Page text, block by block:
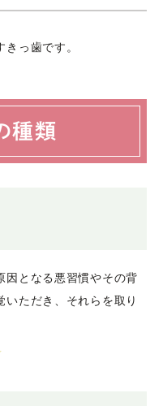
っ歯です。
種類
因となる悪習慣やその背
ただき、それらを取り